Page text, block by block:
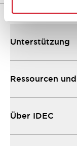
Unterstützung
Ressourcen
Über IDEC